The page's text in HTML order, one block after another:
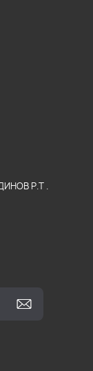
Р.Т .